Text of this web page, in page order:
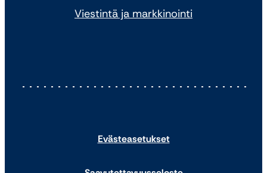
Viestintä ja markkinointi
Evästeasetukset